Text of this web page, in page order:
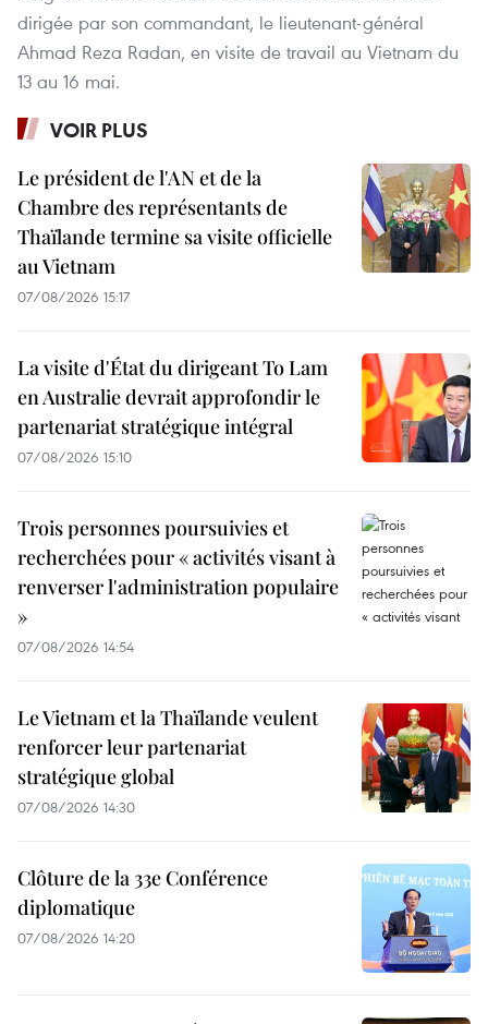
dirigée par son commandant, le lieutenant-général
Ahmad Reza Radan, en visite de travail au Vietnam du
13 au 16 mai.
VOIR PLUS
Le président de l'AN et de la
Chambre des représentants de
Thaïlande termine sa visite officielle
au Vietnam
07/08/2026 15:17
La visite d'État du dirigeant To Lam
en Australie devrait approfondir le
partenariat stratégique intégral
07/08/2026 15:10
Trois personnes poursuivies et
recherchées pour « activités visant à
renverser l'administration populaire
»
07/08/2026 14:54
Le Vietnam et la Thaïlande veulent
renforcer leur partenariat
stratégique global
07/08/2026 14:30
Clôture de la 33e Conférence
diplomatique
07/08/2026 14:20